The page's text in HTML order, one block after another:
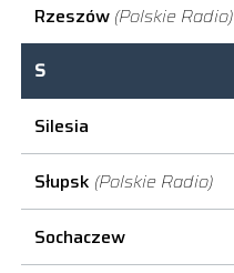
Rzeszów (Polskie Radio)
S
Silesia
Słupsk (Polskie Radio)
Sochaczew